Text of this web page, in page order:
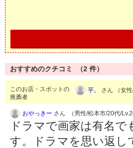
おすすめのクチコミ （2 件）
このお店・スポットの
推薦者
芋。 さん （女
おやっきー さん （男性/松本市/20代/
ドラマで画家は有名
す。ドラマを思い返